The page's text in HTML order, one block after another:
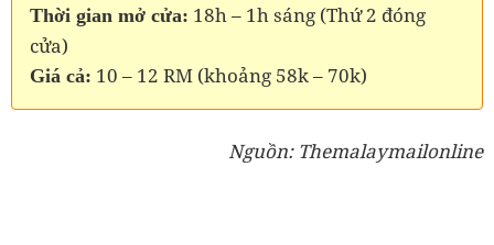
Thời gian mở cửa: 18h – 1h sáng (Thứ 2 đóng
cửa)
Giá cả: 10 – 12 RM (khoảng 58k – 70k)
Nguồn: Themalaymailonline